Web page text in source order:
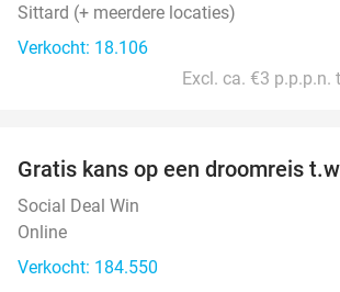
Sittard (+ meerdere locaties)
Verkocht: 18.106
Excl. ca. €3
Gratis kans op een droomreis
Social Deal Win
Online
Verkocht: 184.550